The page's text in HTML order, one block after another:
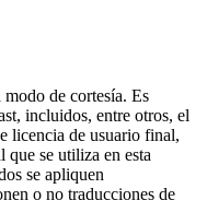
de cortesía. Es
incluidos, entre otros, el
licencia de usuario final,
que se utiliza en esta
se apliquen
o no traducciones de